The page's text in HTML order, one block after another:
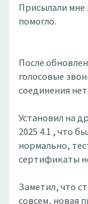
Присылали мне
помогло.
После
голосовые
соединения
Установил на
2025 4.1 , что
нормально,
сертификаты
Заметил, что
совсем, новая